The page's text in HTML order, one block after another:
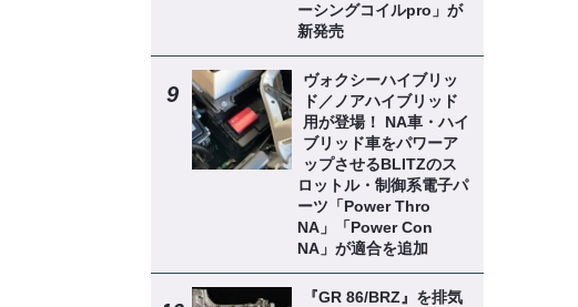
ーシングコイルpro」が
新発売
ヴォクシーハイブリッ
ド／ノアハイブリッド
用が登場！ NA車・ハイ
ブリッド車をパワーア
ップさせるBLITZのス
ロットル・制御系電子パ
ーツ「Power Thro
NA」「Power Con
NA」が適合を追加
『GR 86/BRZ』を排気